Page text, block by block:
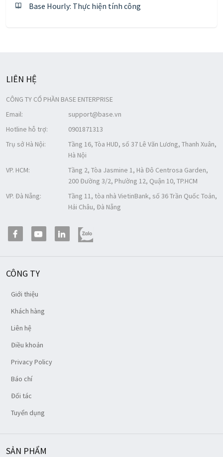
Base Hourly: Thực hiện tính công
LIÊN HỆ
CÔNG TY CỔ PHẦN BASE ENTERPRISE
Email:
support@base.vn
Hotline hỗ trợ:
0901871313
Trụ sở Hà Nội:
Tầng 16, Tòa HUD, số 37 Lê Văn Lương, Thanh Xuân,
Hà Nội
VP. HCM:
Tầng 2, Tòa Jasmine 1, Hà Đô Centrosa Garden,
200 Đường 3/2, Phường 12, Quận 10, TP.HCM
VP. Đà Nẵng:
Tầng 11, tòa nhà VietinBank, số 36 Trần Quốc Toản,
Hải Châu, Đà Nẵng
CÔNG TY
Giới thiệu
Khách hàng
Liên hệ
Điều khoản
Privacy Policy
Báo chí
Đối tác
Tuyển dụng
SẢN PHẨM